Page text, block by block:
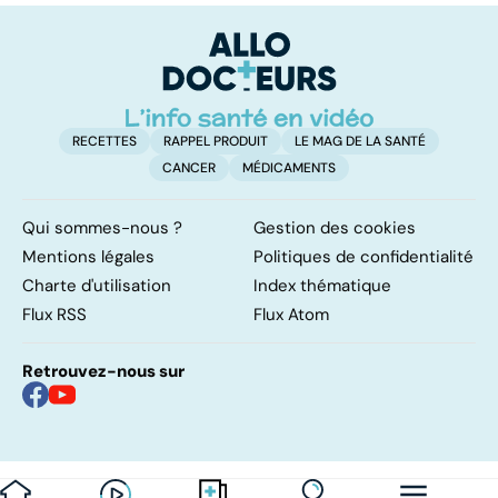
RECETTES RAPPEL PRODUIT
LE MAG DE LA SANTÉ
CANCER
MÉDICAMENTS
Qui sommes-nous ?
Gestion des cookies
Mentions légales
Politiques de confidentialité
Charte d'utilisation
Index thématique
Flux RSS
Flux Atom
Retrouvez-nous sur